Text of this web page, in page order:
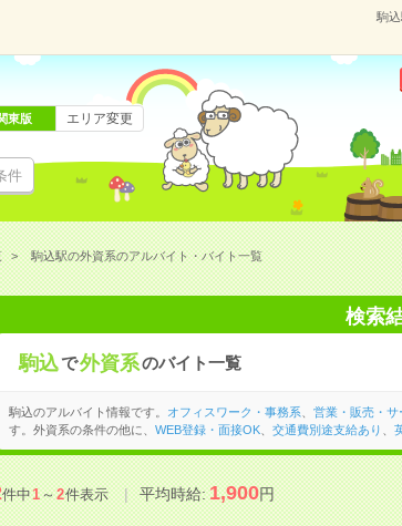
駒
件
東版 エリア変更
駒込駅の外資系のアルバイト・バイト一覧
検索
駒込で外資系のバイト一覧
駒込のアルバイト情報です。 オフィスワーク・事務系 営業・販売・サ
す。外資系の条件の他に、 WEB登録・面接OK、 交通費別途支給あり
件中1～2件表示 平均時給:1,900円